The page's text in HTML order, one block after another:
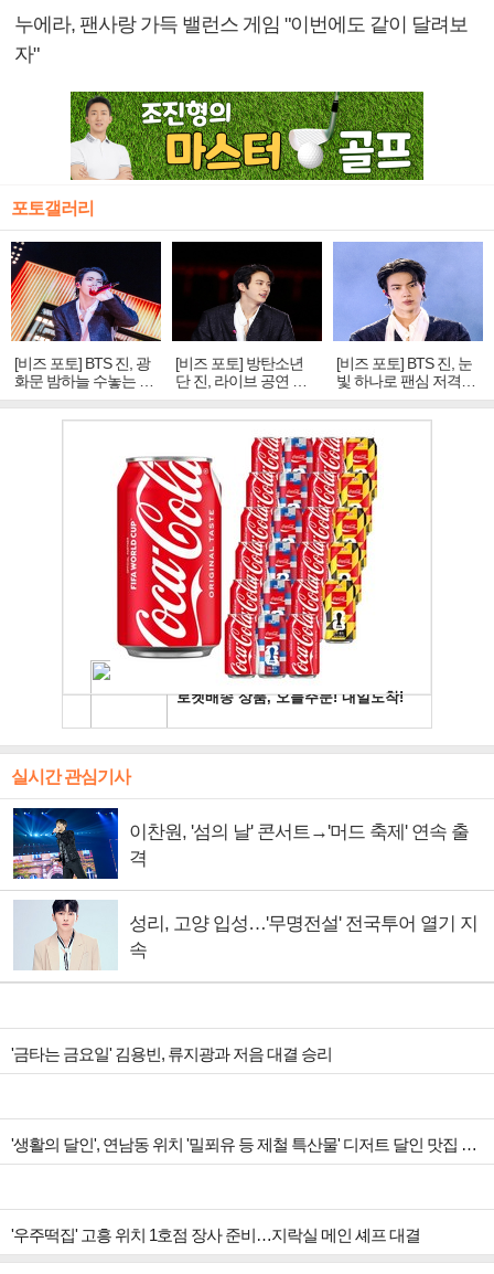
누에라, 팬사랑 가득 밸런스 게임 "이번에도 같이 달려보
자"
포토갤러리
[비즈 포토] BTS 진, 광
화문 밤하늘 수놓는 '비
주얼 킹'의 열창
[비즈 포토] 방탄소년
단 진, 라이브 공연 중
빛나는 독보적 아우라
[비즈 포토] BTS 진, 눈
빛 하나로 팬심 저격…
독보적 카리스마
실시간 관심기사
이찬원, '섬의 날' 콘서트→'머드 축제' 연속 출
격
성리, 고양 입성…'무명전설' 전국투어 열기 지
속
'금타는 금요일' 김용빈, 류지광과 저음 대결 승리
'생활의 달인', 연남동 위치 '밀푀유 등 제철 특산물' 디저트 달인 맛집 조명
'우주떡집' 고흥 위치 1호점 장사 준비…지락실 메인 셰프 대결